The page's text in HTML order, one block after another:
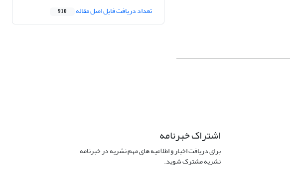
تعداد دریافت فایل اصل مقاله 910
اشتراک خبرنامه
برای دریافت اخبار و اطلاعیه های مهم نشریه در خبرنامه
نشریه مشترک شوید.